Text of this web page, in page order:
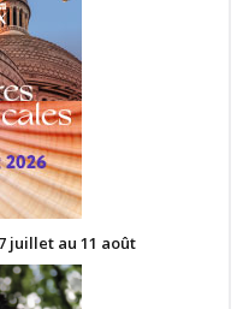
juillet au 11 août